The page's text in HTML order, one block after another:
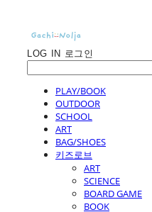
LOG IN 로그인
PLAY/BOOK
OUTDOOR
SCHOOL
ART
BAG/SHOES
키즈로브
ART
SCIENCE
BOARD GAME
BOOK